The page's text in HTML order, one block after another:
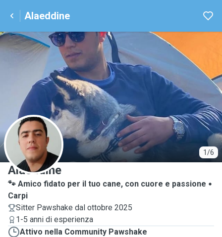
Alaeddine
1/6
A
Alaeddine
🐾 Amico fidato per il tuo cane, con cuore e passione
Carpi
Sitter Pawshake dal ottobre 2025
1-5 anni di esperienza
Attivo nella Community Pawshake